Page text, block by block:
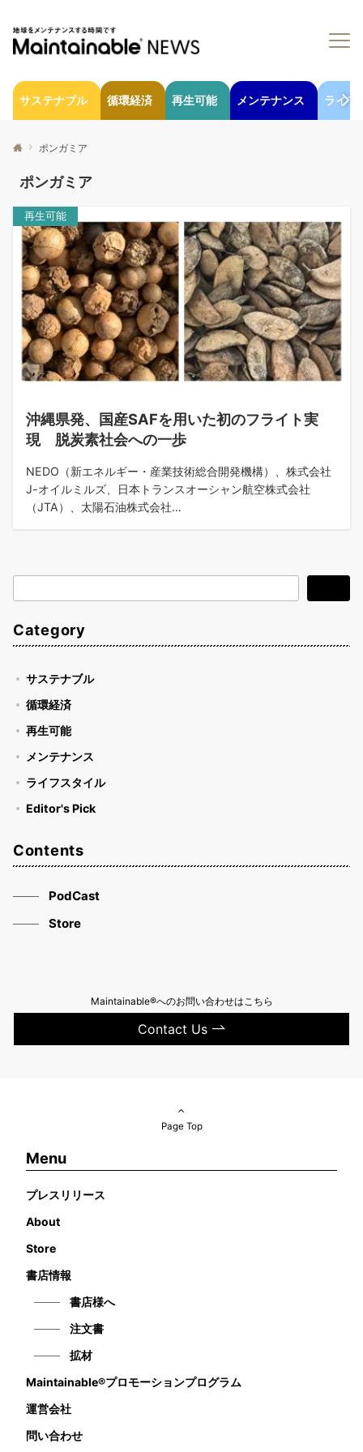
サステナブル 循環経済 再生可能 メンテナンス ライフ
ポンガミア
ポンガミア
再生可能
沖縄県発、国産SAFを用いた初のフライト実
現 脱炭素社会への一歩
NEDO（新エネルギー・産業技術総合開発機構）、株式会社
J-オイルミルズ、日本トランスオーシャン航空株式会社
（JTA）、太陽石油株式会社…
索
Category
サステナブル
循環経済
再生可能
メンテナンス
ライフスタイル
Editor's Pick
Contents
PodCast
Store
Maintainable®へのお問い合わせはこちら
Contact Us
Page Top
Menu
プレスリリース
About
Store
書店情報
書店様へ
注文書
拡材
Maintainable®プロモーションプログラム
運営会社
問い合わせ